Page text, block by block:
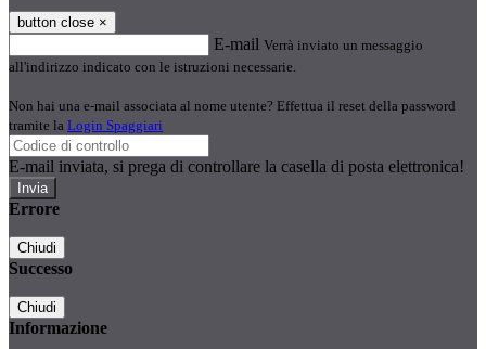
button close ×
E-mail Verrà inviato un messaggio
all'indirizzo indicato con le istruzioni necessarie.
Non hai una e-mail associata al nome utente? Effettua il reset della password
tramite la Login Spaggiari
E-mail inviata, si prega di controllare la casella di posta elettronica!
Errore
Chiudi
Successo
Chiudi
Informazione